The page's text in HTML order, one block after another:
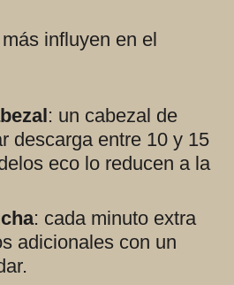
influyen en el
: un cabezal de
descarga entre 10 y 15
eco lo reducen a la
: cada minuto extra
adicionales con un